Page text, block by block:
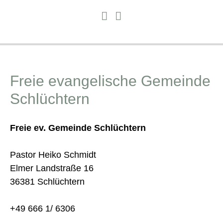
Freie evangelische Gemeinde
Schlüchtern
Freie ev. Gemeinde Schlüchtern
Pastor Heiko Schmidt
Elmer Landstraße 16
36381 Schlüchtern
+49 666 1/ 6306